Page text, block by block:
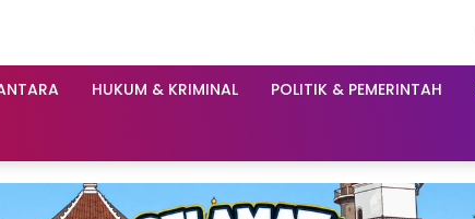
HUKUM & KRIMINAL POLITIK & PEMERINTAH